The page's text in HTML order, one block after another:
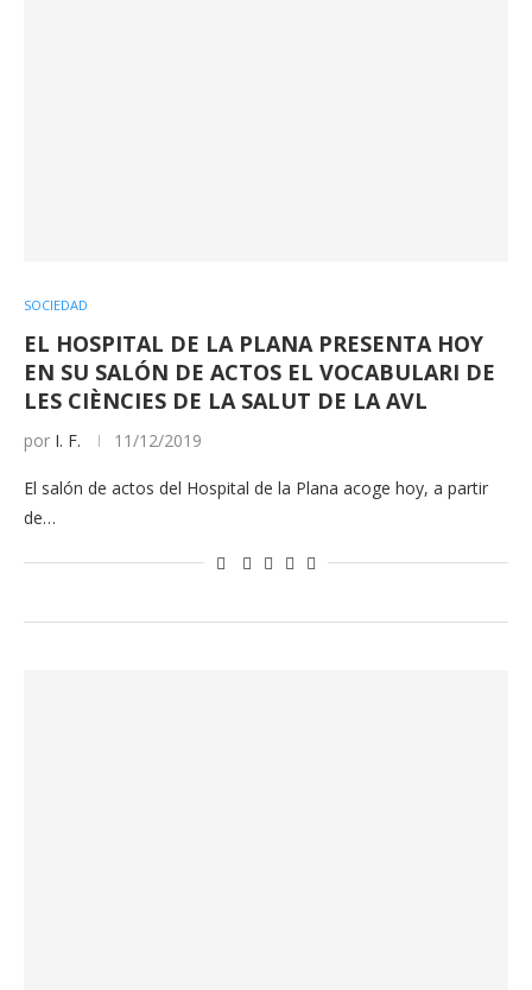
SOCIEDAD
EL HOSPITAL DE LA PLANA PRESENTA HOY
EN SU SALÓN DE ACTOS EL VOCABULARI DE
LES CIÈNCIES DE LA SALUT DE LA AVL
por I. F. 11/12/2019
El salón de actos del Hospital de la Plana acoge hoy, a partir
de…